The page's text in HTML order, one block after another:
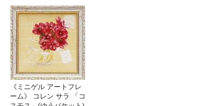
《ミニゲル アートフレ
ーム》 コレン サラ 「コ